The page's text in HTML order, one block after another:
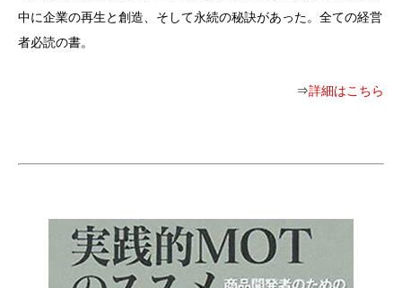
中に企業の再生と創造、そして永続の秘訣があった。全ての経営
者必読の書。
⇒詳細はこちら